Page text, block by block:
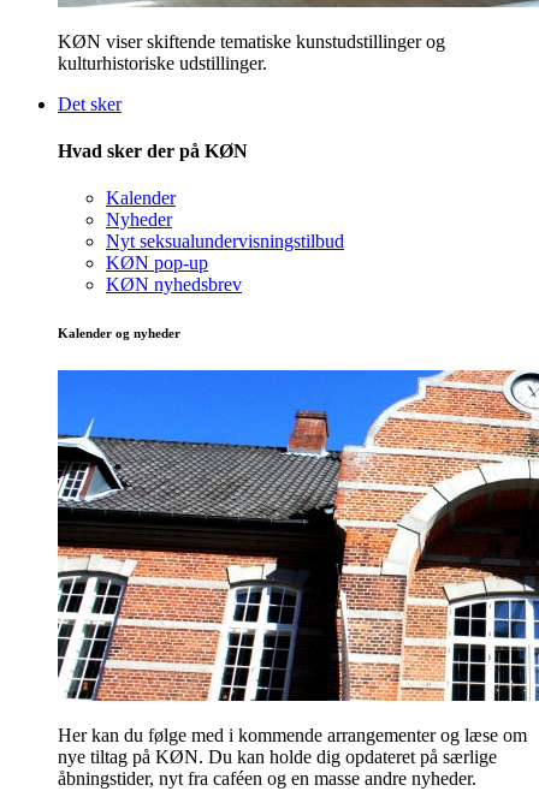
KØN viser skiftende tematiske kunstudstillinger og
kulturhistoriske udstillinger.
Det sker
Hvad sker der på KØN
Kalender
Nyheder
Nyt seksualundervisningstilbud
KØN pop-up
KØN nyhedsbrev
Kalender og nyheder
Her kan du følge med i kommende arrangementer og læse om
nye tiltag på KØN. Du kan holde dig opdateret på særlige
åbningstider, nyt fra caféen og en masse andre nyheder.